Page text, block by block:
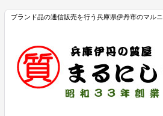
ブランド品の通信販売を行う兵庫県伊丹市のマル